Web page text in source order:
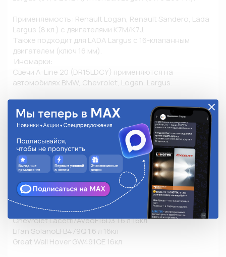
Применяемость: Renault Logan, Renault Sandero, Lada
Largus (8 кл.) с двигателями K7M/K7J.
Также подходит для LADA Largus с 16-клапанным
двигателем (ключ 16 мм).
Свечи A-Line 20 (DR15LDCY) применяются на
автомобилях BMW, Chevrolet, Logan, Largus.
Базовая версия DR15LDC устанавливалась на Renault
Logan (1G), BMW 5 series (E34), Great Wall Hover.
LADA Largus (2012+) K7M 1.6 л, K4M 1.6 л 8/16 кл
Renault Logan I/II (2004+) K7J 1.4 л, K7M 1.6 л 8кл
Renault Sandero I/IIK7J 1.4, K7M 1.6 л 8кл
Renault Espace III/IV2.0 л бензин16 кл
Renault Megane I/IIK4M 1.6 л 16кл
Renault Clio II/IIIK7M/K4M 1.6 л8/16кл
BMW 5 series E34 (520i, 525i) M20, M50 2.0–2.5 л
BMW 5 series E39M52, M54 2.0–2.5 л
Chevrolet Lacetti/AveoF16D3 1.6 л 16кл
Lifan SolanoLFB479Q 1.6 л 16кл
Great Wall Hover GW491QE 16кл